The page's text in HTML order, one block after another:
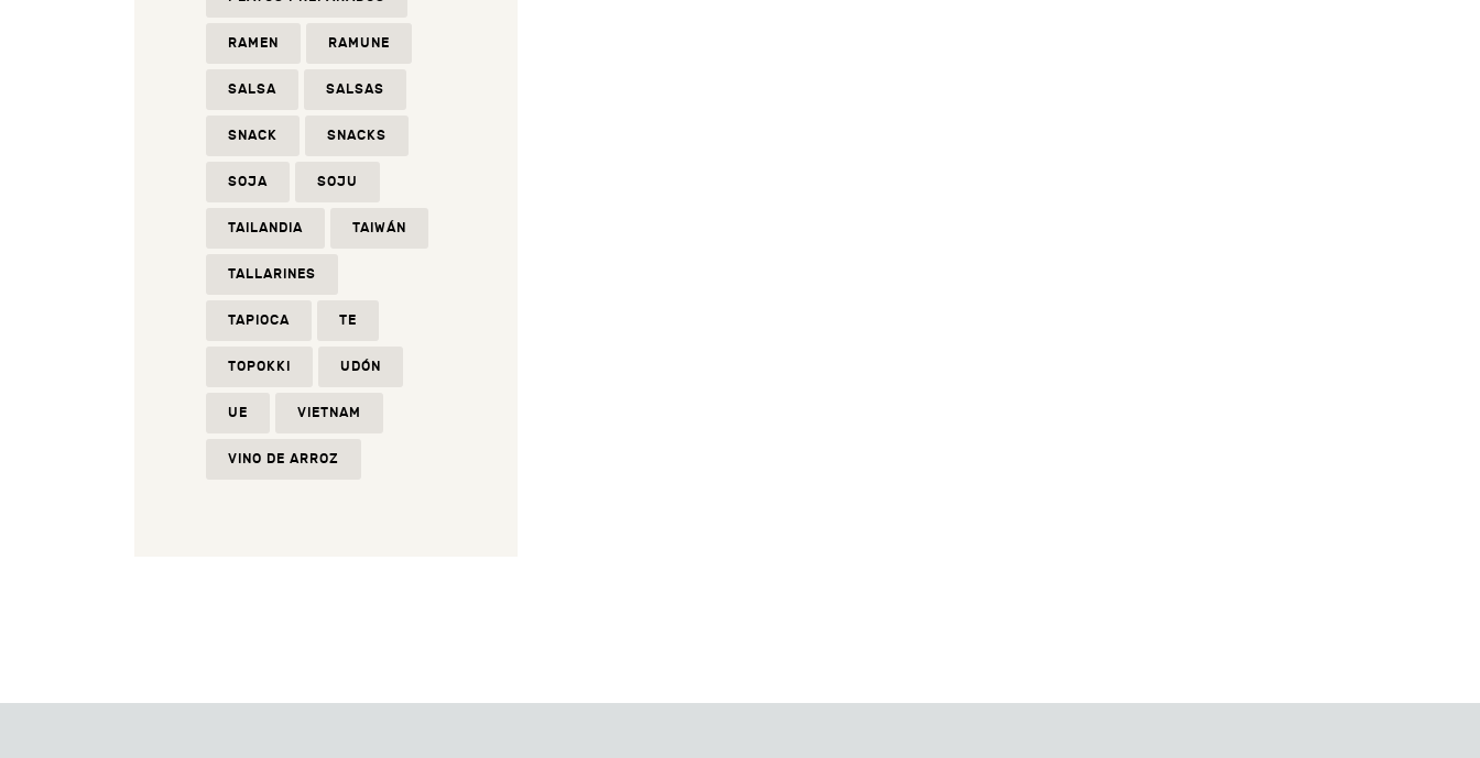
RAMEN RAMUNE
SALSA SALSAS
SNACK SNACKS
SOJA SOJU
TAILANDIA TAIWÁN
TALLARINES
TAPIOCA TE
TOPOKKI UDÓN
UE VIETNAM
VINO DE ARROZ